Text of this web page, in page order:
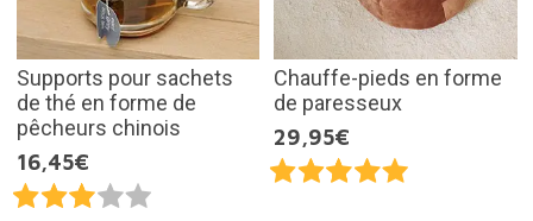
Supports pour sachets
de thé en forme de
pêcheurs chinois
16,45€
Chauffe-pieds en forme
de paresseux
29,95€